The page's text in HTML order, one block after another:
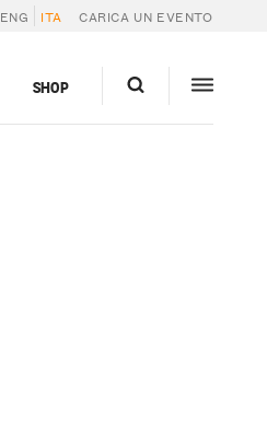
ENG ITA CARICA UN EVENTO
SHOP